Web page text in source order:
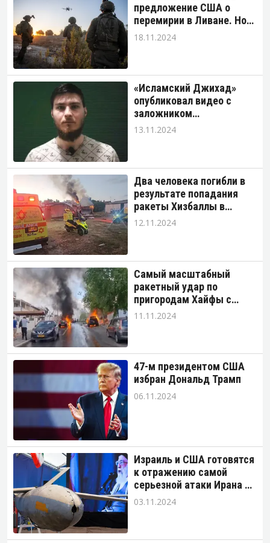
предложение США о
перемирии в Ливане. Но
что именно – неизвестно.
18.11.2024
«Исламский Джихад»
опубликовал видео с
заложником
Александром
13.11.2024
Два человека погибли в
результате попадания
ракеты Хизбаллы в
Нагарии.
12.11.2024
Самый масштабный
ракетный удар по
пригородам Хайфы с
начала войны.
11.11.2024
47-м президентом США
избран Дональд Трамп
06.11.2024
Израиль и США готовятся
к отражению самой
серьезной атаки Ирана на
Израиль с начала войны.
03.11.2024